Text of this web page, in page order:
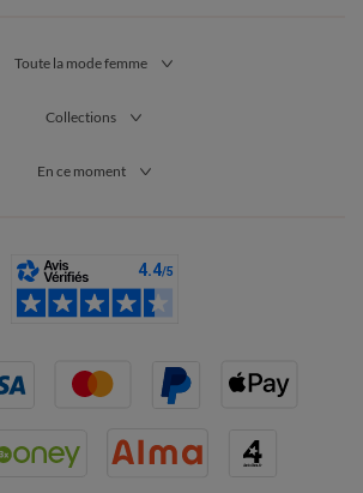
Toute la mode femme
Collections
En ce moment